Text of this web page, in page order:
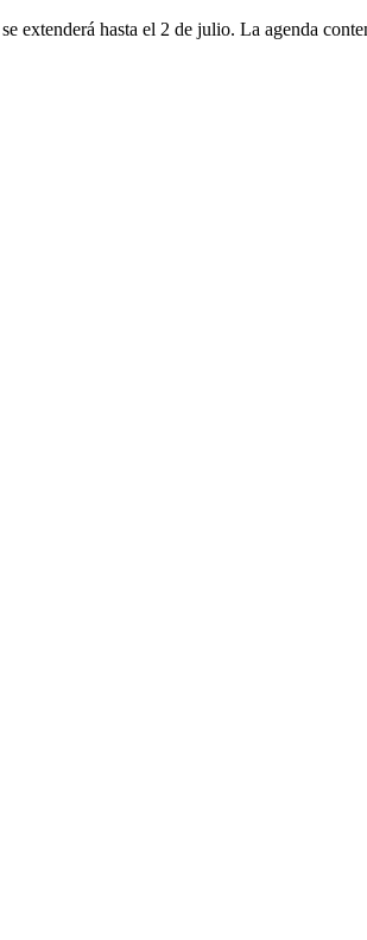
extenderá hasta el 2 de julio. La agenda